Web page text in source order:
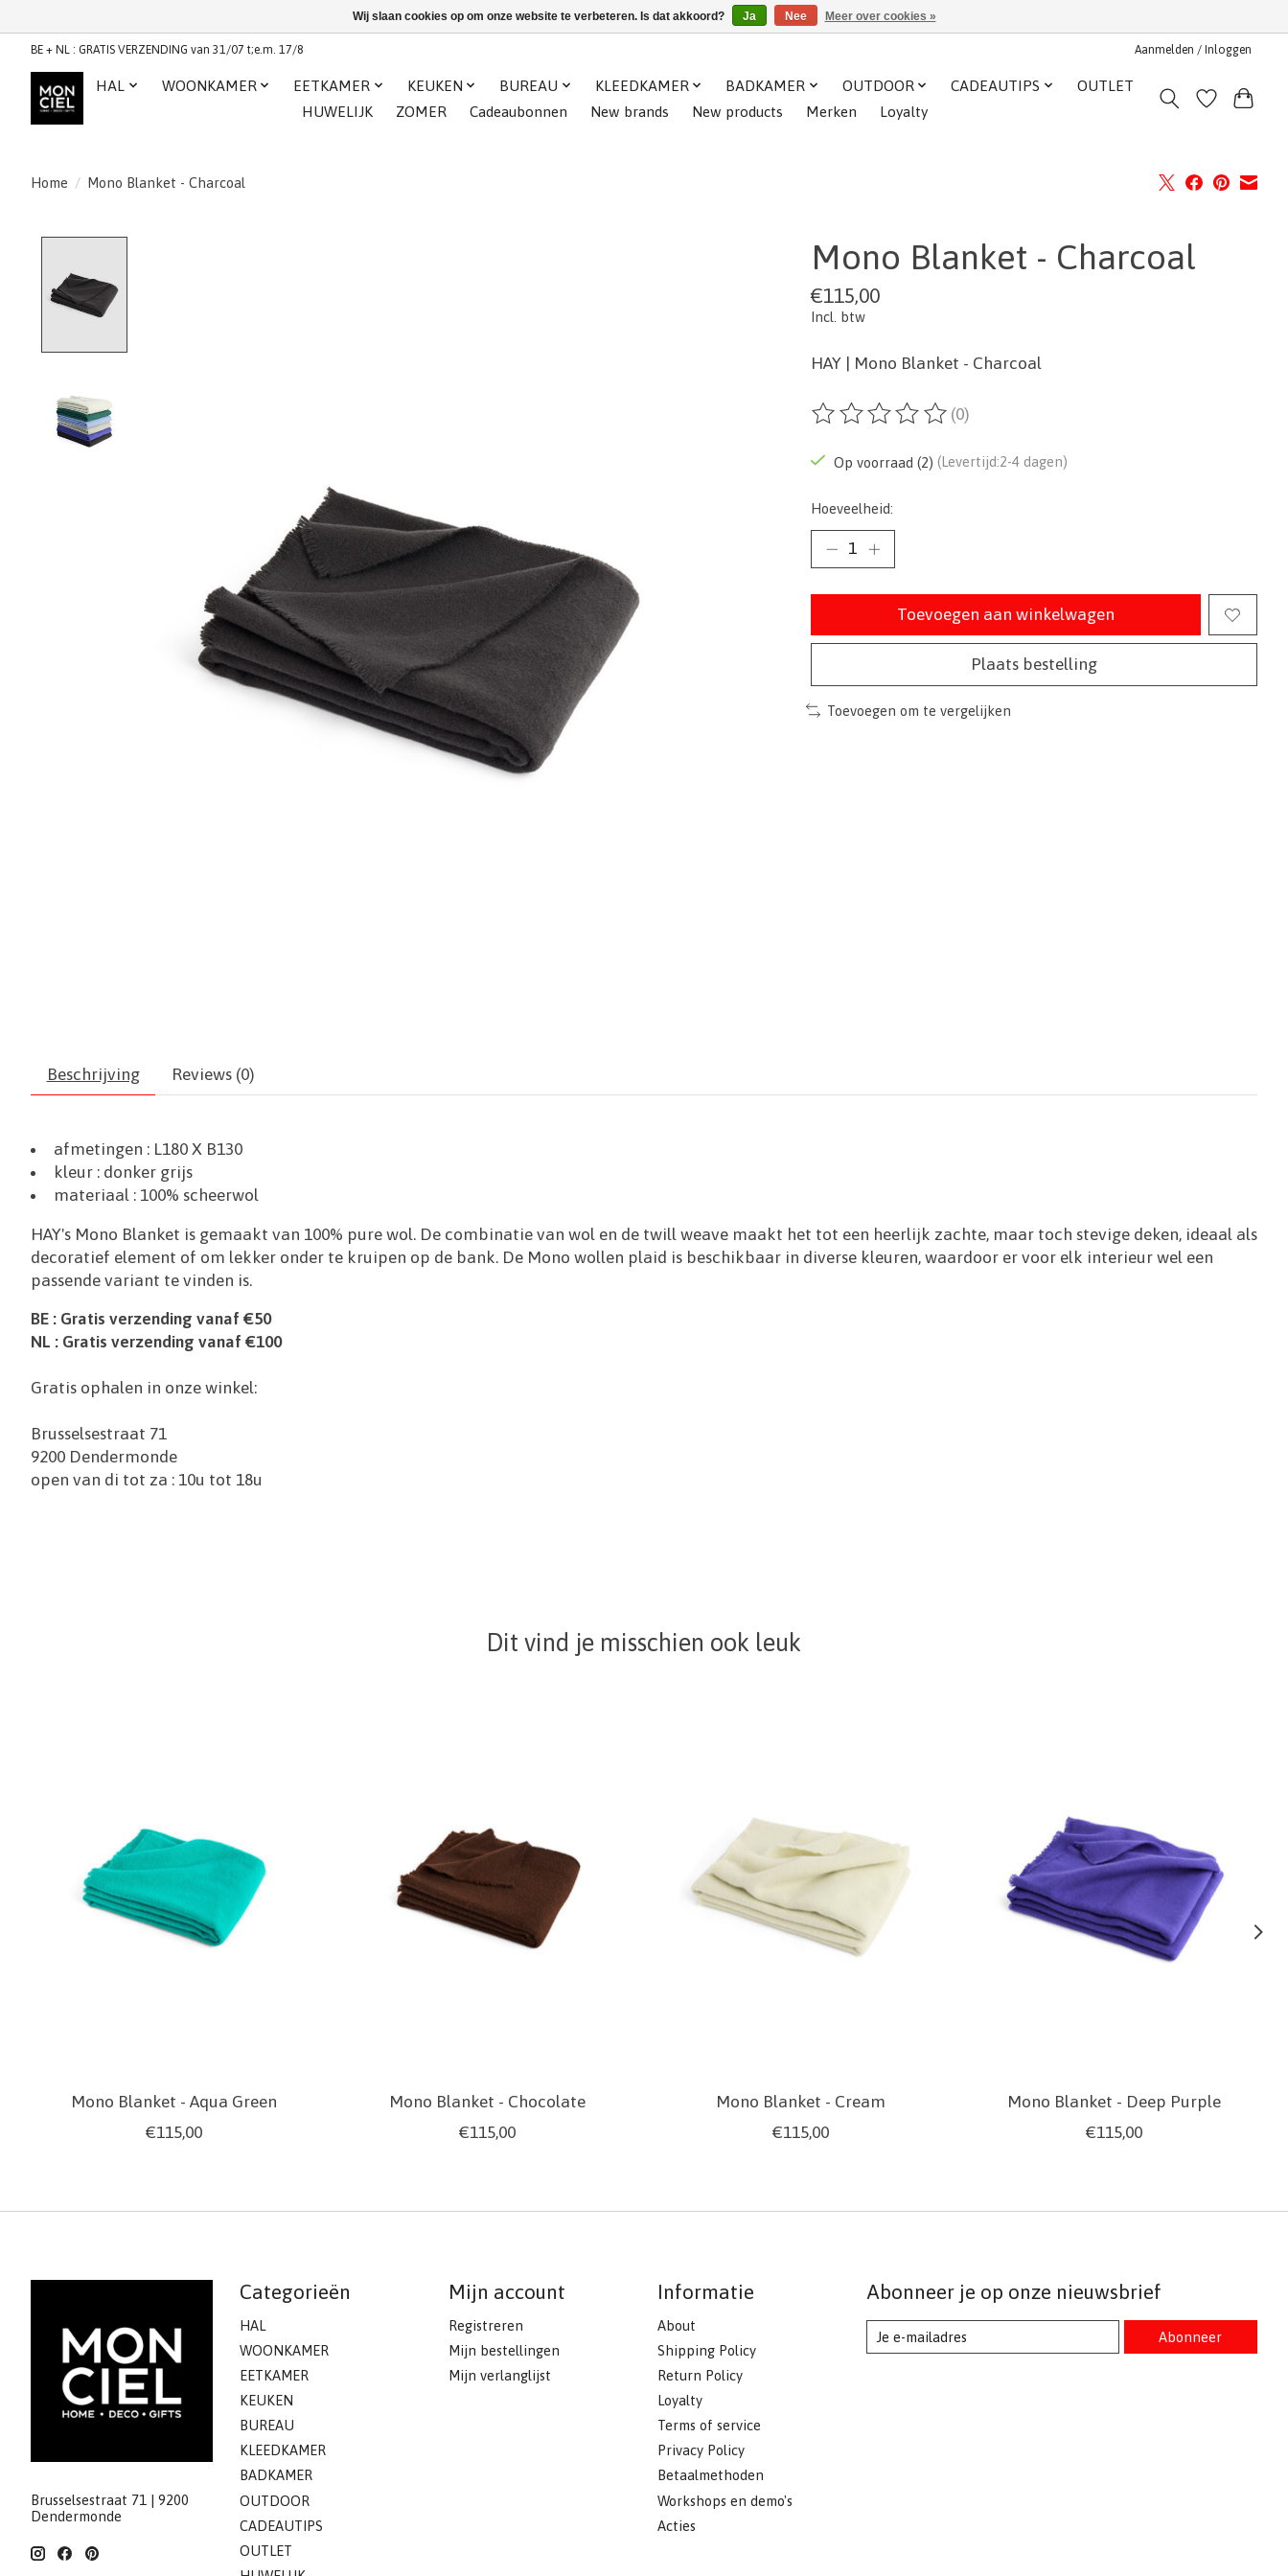
BE + NL : GRATIS VERZENDING van 31/07 t;e.m. 17/8 Aanmelden / Inloggen
HAL WOONKAMER EETKAMER KEUKEN BUREAU KLEEDKAMER BADKAMER OUTDOOR CADEAUTIPS
OUTLET
HUWELIJK
ZOMER Cadeaubonnen New brands New products Merken Loyalty
Home / Mono Blanket - Charcoal
Mono Blanket - Charcoal
€115,00
Incl. btw
HAY | Mono Blanket - Charcoal
De beoordeling van dit product is
(0)
Op voorraad (2) (Levertijd:2-4 dagen)
Hoeveelheid:
Toevoegen aan winkelwagen
Plaats bestelling
Toevoegen om te vergelijken
Beschrijving Reviews (0)
afmetingen :L180 X B130
kleur : donker grijs
materiaal :100% scheerwol
HAY's Mono Blanket is gemaakt van 100% pure wol. De combinatie van wol en de twill weave maakt het tot een heerlijk zachte, maar toch stevige deken, ideaal als
decoratief element of om lekker onder te kruipen op de bank. De Mono wollen plaid is beschikbaar in diverse kleuren, waardoor er voor elk interieur wel een
passende variant te vinden is.
BE : Gratis verzending vanaf €50
NL : Gratis verzending vanaf €100
Gratis ophalen in onze winkel:
Brusselsestraat 71
9200 Dendermonde
open van di tot za : 10u tot 18u
Dit vind je misschien ook leuk
Mono Blanket - Aqua Green
€115,00
Mono Blanket - Chocolate
€115,00
Mono Blanket - Cream
€115,00
Mono Blanket - Deep Purple
€115,00
Brusselsestraat 71 | 9200
Dendermonde
Categorieën
HAL
WOONKAMER
EETKAMER
KEUKEN
BUREAU
KLEEDKAMER
BADKAMER
OUTDOOR
CADEAUTIPS
OUTLET
Mijn account
Registreren
Mijn bestellingen
Mijn verlanglijst
Informatie
About
Shipping Policy
Return Policy
Loyalty
Terms of service
Privacy Policy
Betaalmethoden
Workshops en demo's
Acties
Abonneer je op onze nieuwsbrief
Abonneer
Wij slaan cookies op om onze website te verbeteren. Is dat akkoord? Ja Nee Meer over cookies »